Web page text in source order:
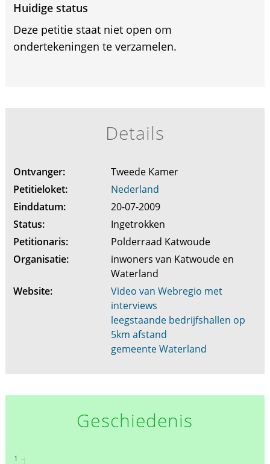
Huidige status
Deze petitie staat niet open om
ondertekeningen te verzamelen.
Details
Ontvanger:
Tweede Kamer
Petitieloket:
Nederland
Einddatum:
20-07-2009
Status:
Ingetrokken
Petitionaris:
Polderraad Katwoude
Organisatie:
inwoners van Katwoude en
Waterland
Website:
Video van Webregio met
interviews
leegstaande bedrijfshallen op
5km afstand
gemeente Waterland
Geschiedenis